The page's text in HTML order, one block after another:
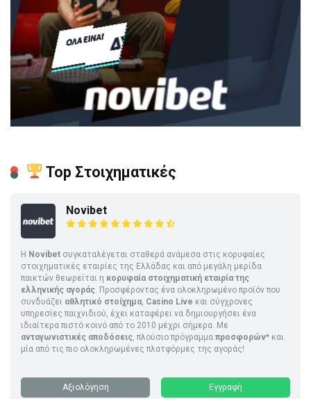
Top Στοιχηματικές
Novibet
Η Novibet συγκαταλέγεται σταθερά ανάμεσα στις κορυφαίες
στοιχηματικές εταιρίες της Ελλάδας και από μεγάλη μερίδα
παικτών θεωρείται η κορυφαία στοιχηματική εταιρία της
ελληνικής αγοράς . Προσφέροντας ένα ολοκληρωμένο προϊόν που
συνδυάζει αθλητικό στοίχημα Casino Live και σύγχρονες
υπηρεσίες παιχνιδιού, έχει καταφέρει να δημιουργήσει ένα
ιδιαίτερα πιστό κοινό από το 2010 μέχρι σήμερα. Με
ανταγωνιστικές αποδόσεις , πλούσιο πρόγραμμα προσφορών* και
μία από τις πιο ολοκληρωμένες πλατφόρμες της αγοράς!
Αξιολόγηση
Εγγραφή